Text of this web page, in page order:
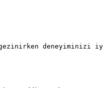
deneyiminizi